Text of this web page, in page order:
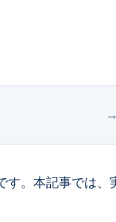
→
す。本記事では、